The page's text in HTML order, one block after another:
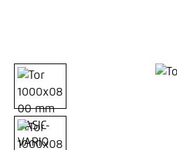
Bildergalerie überspringen